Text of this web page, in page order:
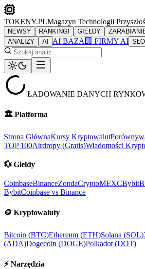
TOKENY.PLMagazyn Technologii
NEWSY RANKINGI GIEŁDY
ANALIZY
AI AI BAZA 🏢 FIRMY AI
ŁADOWANIE DANYCH
🏛️ Platforma
Strona GłównaKursy Kryptowalut
TOP 100Airdropy (Gratis)Wiadomości
💱 Giełdy
CoinbaseBinanceZondaCryptoMEXCBybit
BybitCoinbase vs Binance
🪙 Kryptowaluty
Bitcoin (BTC)Ethereum (ETH)Solana (SOL)
(ADA)Dogecoin (DOGE)Polkadot (DOT)
⚡ Narzędzia